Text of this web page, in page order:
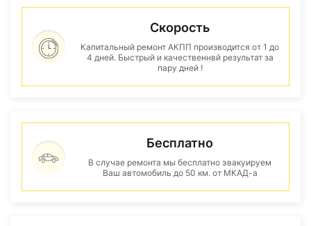
Скорость
Капитальный ремонт АКПП производится от 1 до
4 дней. Быстрый и качественнвй результат за
пару дней !
Бесплатно
В случае ремонта мы бесплатно эвакуируем
Ваш автомобиль до 50 км. от МКАД-а